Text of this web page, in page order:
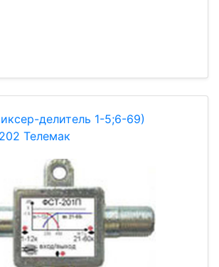
делитель 1-5;6-69)
Телемак